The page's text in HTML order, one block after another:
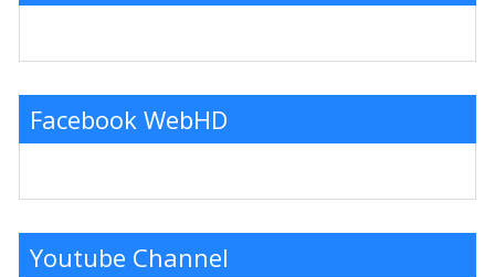
Facebook WebHD
Youtube Channel